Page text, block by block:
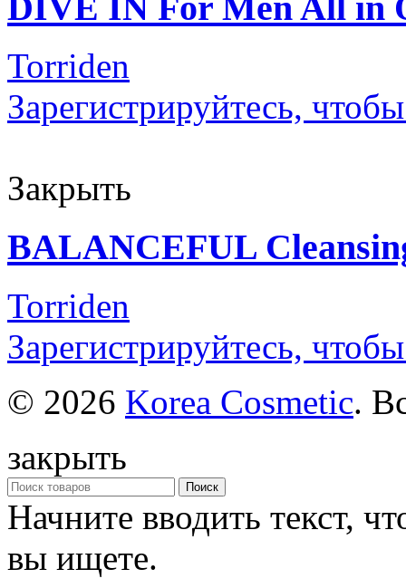
Torriden
Зарегистрируйтесь,
Закрыть
BALANCEFUL
Torriden
Зарегистрируйтесь,
© 2026 Korea Cosmetic.
закрыть
Поиск
Начните вводить текст,
вы ищете.